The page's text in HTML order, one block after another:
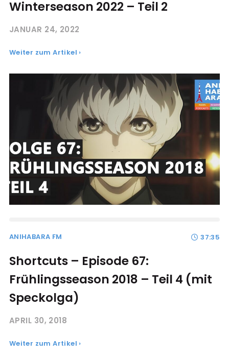
Winterseason 2022 – Teil 2
JANUAR 24, 2022
Weiter zum Artikel ›
ANIHABARA FM 37:35
Shortcuts – Episode 67:
Frühlingsseason 2018 – Teil 4 (mit
Speckolga)
APRIL 30, 2018
Weiter zum Artikel ›